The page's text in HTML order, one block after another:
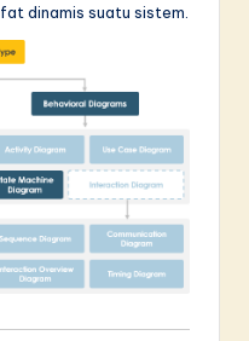
dinamis suatu sistem.